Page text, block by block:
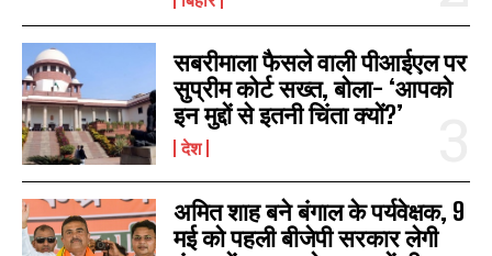
सबरीमाला फैसले वाली पीआईएल पर
सुप्रीम कोर्ट सख्त, बोला- ‘आपको
इन मुद्दों से इतनी चिंता क्यों?’
देश
अमित शाह बने बंगाल के पर्यवेक्षक, 9
मई को पहली बीजेपी सरकार लेगी